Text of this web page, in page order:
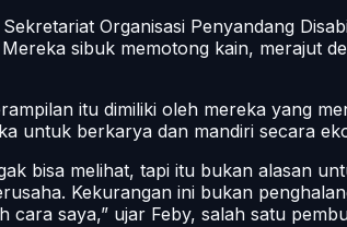
Organisasi Penyandang
sibuk memotong kain, merajut
itu dimiliki oleh mereka yang
untuk berkarya dan mandiri secara
bisa melihat, tapi itu bukan alasan
Kekurangan ini bukan
cara saya,” ujar Feby, salah satu